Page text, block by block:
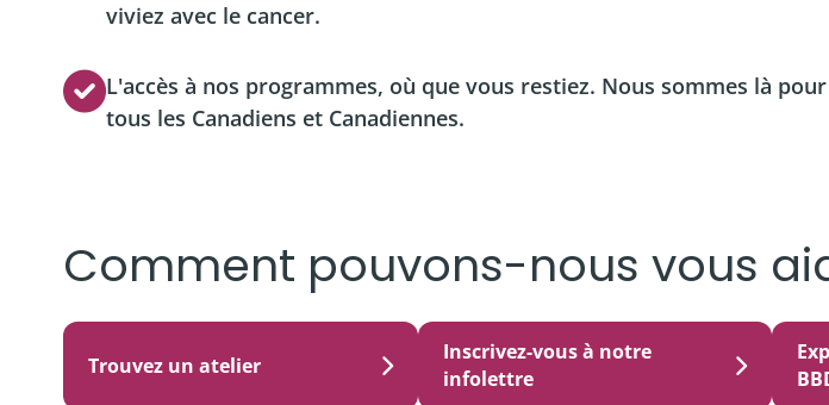
viviez avec le cancer.
L'accès à nos programmes, où que vous restiez. Nous sommes là pour
tous les Canadiens et Canadiennes.
Comment pouvons-nous vous
Trouvez un atelier
Inscrivez-vous à notre
infolettre